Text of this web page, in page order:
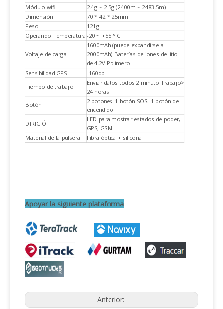
Módulo wifi
2.4g ~ 2.5g (2400m ~ 2483.5m)
Dimensión
70 * 42 * 25mm
Peso
121g
Operando Temperatura-20 ~ +55 ° C
Voltaje de carga
1600mAh (puede expandirse a
2000mAh) Baterías de iones de litio
de 4.2V Polímero
Sensibilidad GPS
-160db
Tiempo de trabajo
Enviar datos todos 2 minuto Trabajo>
24 horas
Botón
2 botones. 1 botón SOS, 1 botón de
encendido
DIRIGIÓ
LED para mostrar estados de poder,
GPS, GSM
Material de la pulsera Fibra óptica + silicona
Apoyar la siguiente plataforma
Anterior: